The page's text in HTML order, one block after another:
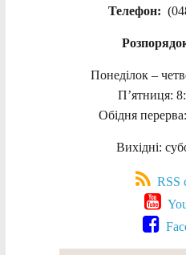
Телефон:
Понеділок –
П’ятниця:
Обідня
Вихідні:
RSS